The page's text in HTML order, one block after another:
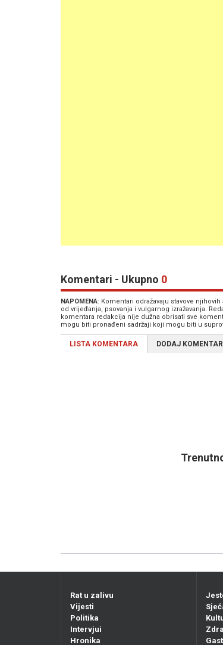
Komentari - Ukupno 0
NAPOMENA: Komentari odražavaju stavove
od vrijeđanja, psovanja i vulgarnog izražavanja.
komentara redakcija nije dužna obrisati sve
mogu biti pronađeni sadržaji koji mogu biti u
LISTA KOMENTARA DODAJ KOMENTAR
Rat u zalivu
Vijesti
Politika
Intervjui
Hronika